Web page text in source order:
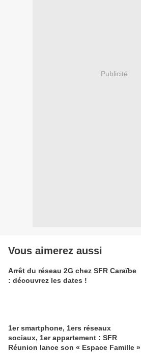
Publicité
Vous aimerez aussi
Arrêt du réseau 2G chez SFR Caraïbe
: découvrez les dates !
1er smartphone, 1ers réseaux
sociaux, 1er appartement : SFR
Réunion lance son « Espace Famille »